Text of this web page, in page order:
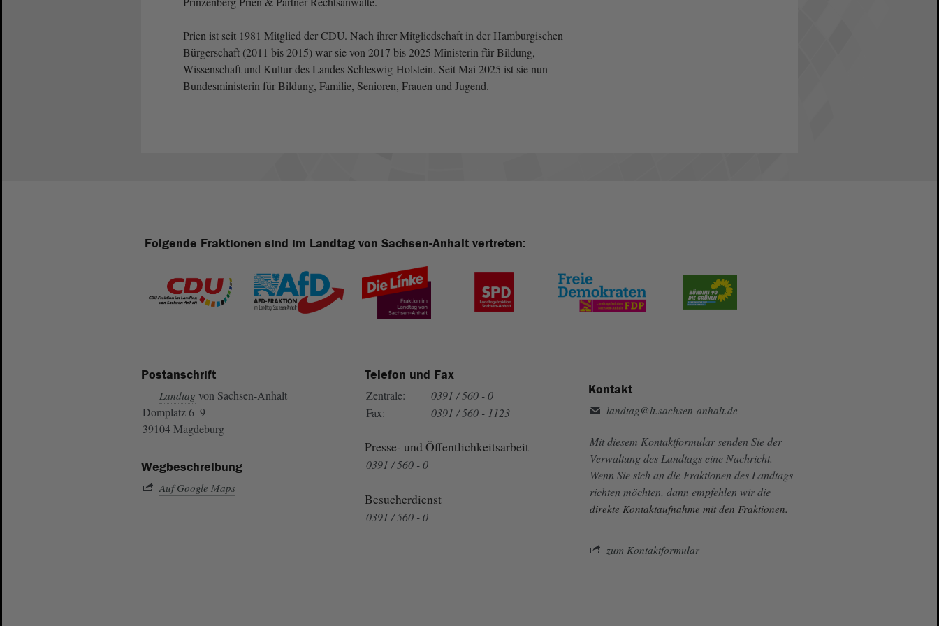
Prien ist seit 1981 Mitglied der CDU. Nach ihrer Mitgliedschaft in der Hamburgischen
Bürgerschaft (2011 bis 2015) war sie von 2017 bis 2025 Ministerin für Bildung,
Wissenschaft und Kultur des Landes Schleswig-Holstein. Seit Mai 2025 ist sie nun
Bundesministerin für Bildung, Familie, Senioren, Frauen und Jugend.
Folgende Fraktionen sind im Landtag von Sachsen-Anhalt vertreten:
Postanschrift
Landtag von Sachsen-Anhalt
Domplatz 6–9
39104 Magdeburg
Wegbeschreibung
Auf Google Maps
Telefon und Fax
Zentrale:
0391 / 560 - 0
Fax:
0391 / 560 - 1123
Presse- und Öffentlichkeitsarbeit
0391 / 560 - 0
Besucherdienst
0391 / 560 - 0
Kontakt
landtag@lt.sachsen-anhalt.de
Mit diesem Kontaktformular senden Sie der
Verwaltung des Landtags eine Nachricht.
Wenn Sie sich an die Fraktionen des Landtags
richten möchten, dann empfehlen wir die
direkte Kontaktaufnahme mit den Fraktionen.
zum Kontaktformular